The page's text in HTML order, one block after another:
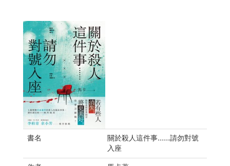
書名
關於殺人這件事......請勿對號
入座